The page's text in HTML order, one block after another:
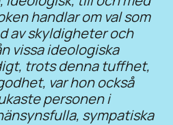
handlar om val som
av skyldigheter och
vissa ideologiska
trots denna tuffhet,
var hon också
personen i
sympatiska